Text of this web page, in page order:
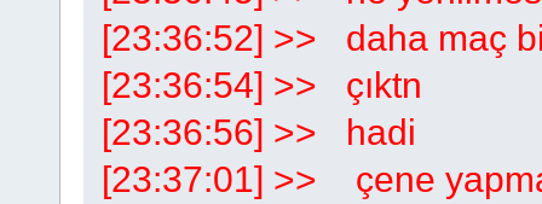
[23:36:52] >> daha maç
[23:36:54] >> çıktn
[23:36:56] >> hadi
[23:37:01] >> çene